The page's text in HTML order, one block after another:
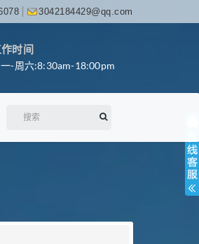
3042184429@qq.com
时间
-周六:8:30am-18:00pm